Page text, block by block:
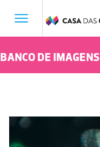
Toggle
BANCO DE IMAGENS